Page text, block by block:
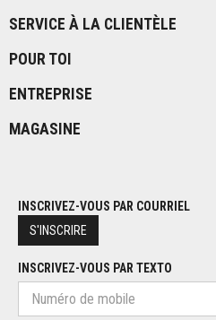
SERVICE À LA CLIENTÈLE
POUR TOI
ENTREPRISE
MAGASINE
INSCRIVEZ-VOUS PAR COURRIEL
S'INSCRIRE
INSCRIVEZ-VOUS PAR TEXTO